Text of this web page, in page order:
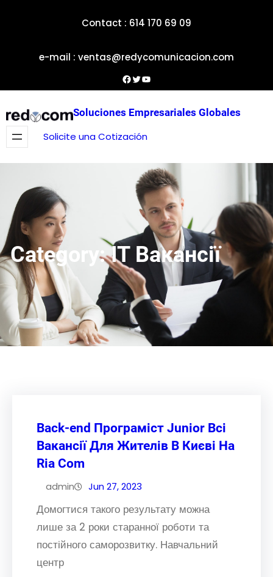
Contact : 614 170 69 09
e-mail : ventas@redycomunicacion.com
Facebook
Twitter
YouTube
Soluciones Empresariales Globales
Solicite una Cotización
Category:IT Вакансії
Back-end Програміст Junior Всі
Вакансії Для Жителів В Києві На
Ria Com
admin Jun 27, 2023
Домогтися такого результату можна
лише за 2 роки старанної роботи та
постійного саморозвитку. Навчальний
центр